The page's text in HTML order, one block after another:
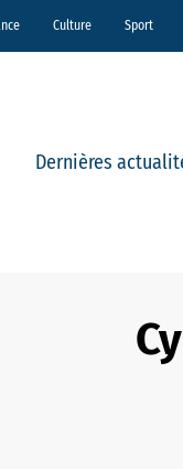
Culture Sport
Dernières